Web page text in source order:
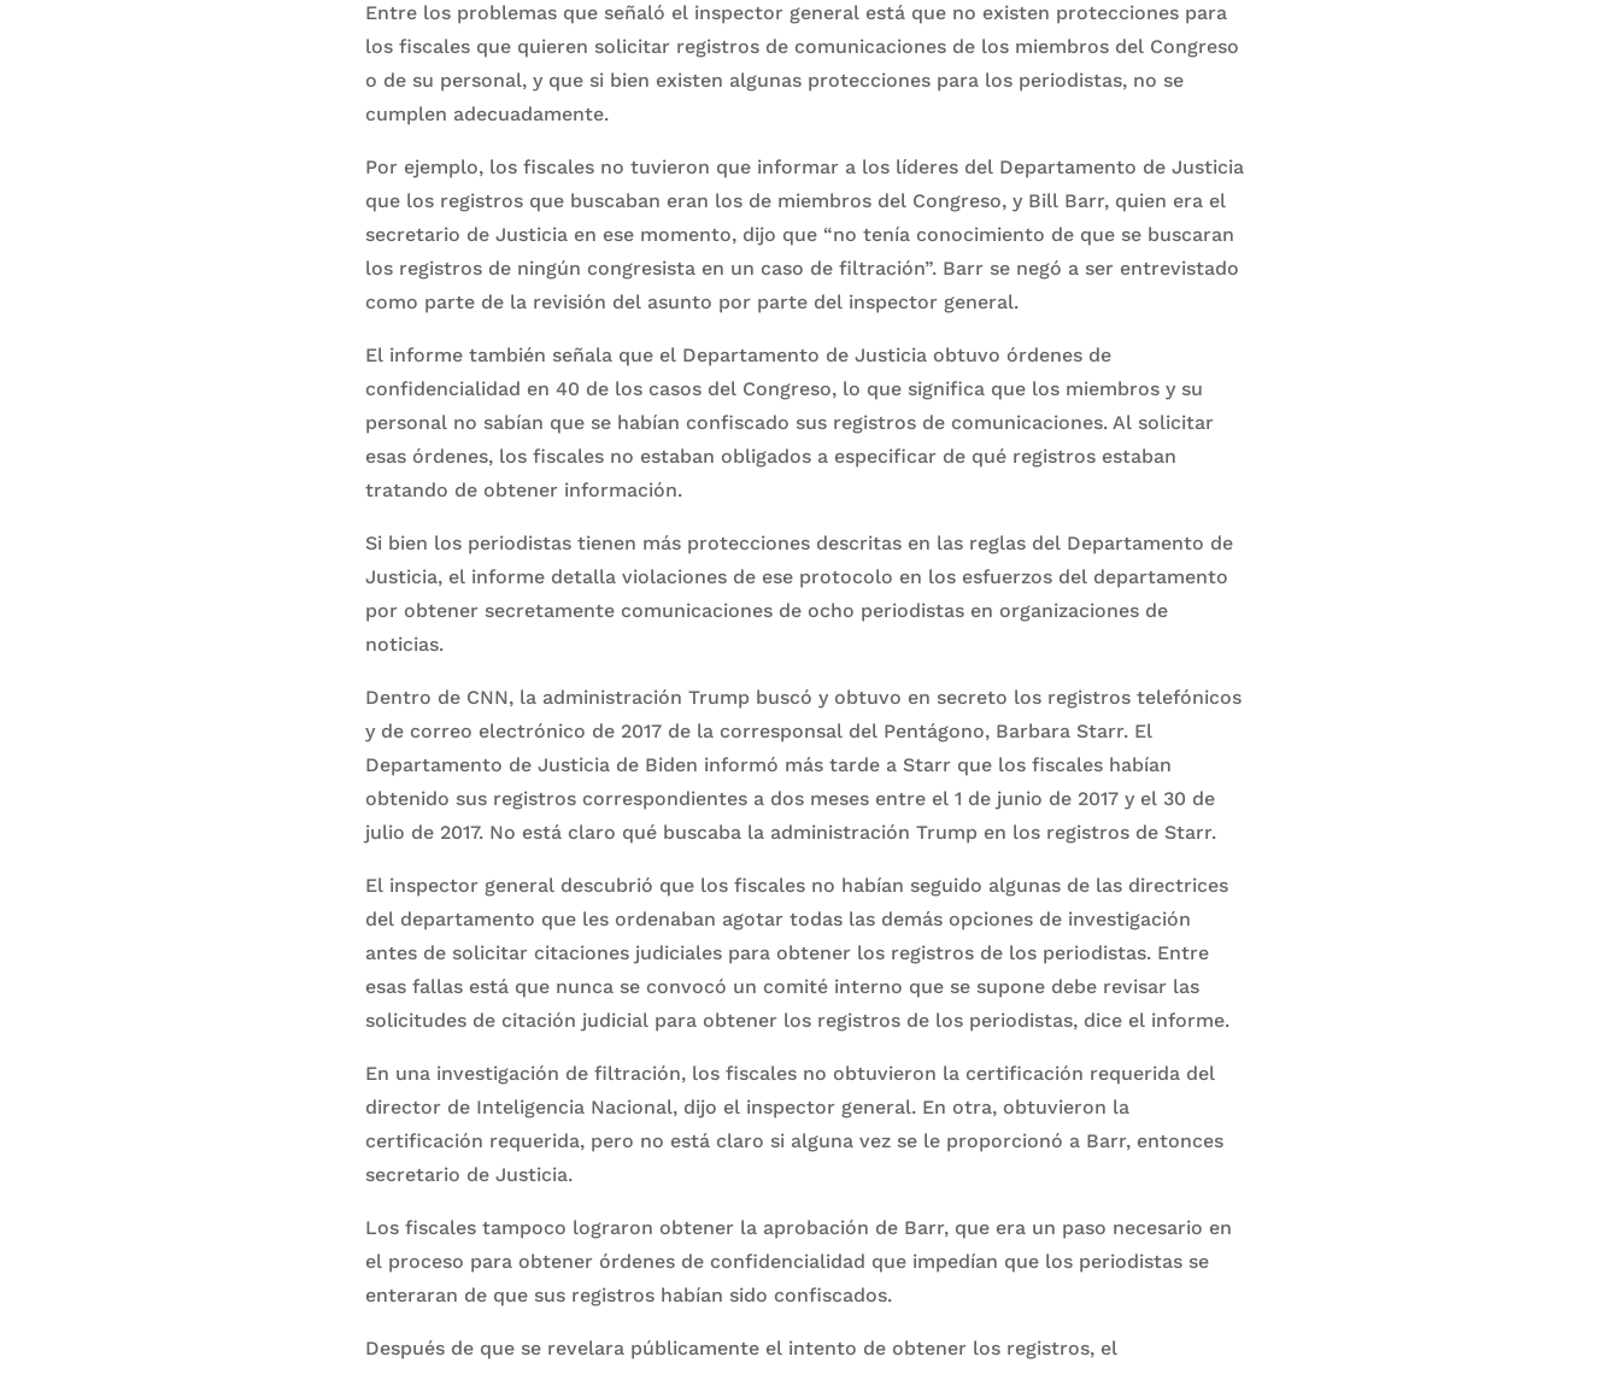
Entre los problemas que señaló el inspector general está que no existen protecciones para
los fiscales que quieren solicitar registros de comunicaciones de los miembros del Congreso
o de su personal, y que si bien existen algunas protecciones para los periodistas, no se
cumplen adecuadamente.
Por ejemplo, los fiscales no tuvieron que informar a los líderes del Departamento de Justicia
que los registros que buscaban eran los de miembros del Congreso, y Bill Barr, quien era el
secretario de Justicia en ese momento, dijo que “no tenía conocimiento de que se buscaran
los registros de ningún congresista en un caso de filtración”. Barr se negó a ser entrevistado
como parte de la revisión del asunto por parte del inspector general.
El informe también señala que el Departamento de Justicia obtuvo órdenes de
confidencialidad en 40 de los casos del Congreso, lo que significa que los miembros y su
personal no sabían que se habían confiscado sus registros de comunicaciones. Al solicitar
esas órdenes, los fiscales no estaban obligados a especificar de qué registros estaban
tratando de obtener información.
Si bien los periodistas tienen más protecciones descritas en las reglas del Departamento de
Justicia, el informe detalla violaciones de ese protocolo en los esfuerzos del departamento
por obtener secretamente comunicaciones de ocho periodistas en organizaciones de
noticias.
Dentro de CNN, la administración Trump buscó y obtuvo en secreto los registros telefónicos
y de correo electrónico de 2017 de la corresponsal del Pentágono, Barbara Starr. El
Departamento de Justicia de Biden informó más tarde a Starr que los fiscales habían
obtenido sus registros correspondientes a dos meses entre el 1 de junio de 2017 y el 30 de
julio de 2017. No está claro qué buscaba la administración Trump en los registros de Starr.
El inspector general descubrió que los fiscales no habían seguido algunas de las directrices
del departamento que les ordenaban agotar todas las demás opciones de investigación
antes de solicitar citaciones judiciales para obtener los registros de los periodistas. Entre
esas fallas está que nunca se convocó un comité interno que se supone debe revisar las
solicitudes de citación judicial para obtener los registros de los periodistas, dice el informe.
En una investigación de filtración, los fiscales no obtuvieron la certificación requerida del
director de Inteligencia Nacional, dijo el inspector general. En otra, obtuvieron la
certificación requerida, pero no está claro si alguna vez se le proporcionó a Barr, entonces
secretario de Justicia.
Los fiscales tampoco lograron obtener la aprobación de Barr, que era un paso necesario en
el proceso para obtener órdenes de confidencialidad que impedían que los periodistas se
enteraran de que sus registros habían sido confiscados.
Después de que se revelara públicamente el intento de obtener los registros, el